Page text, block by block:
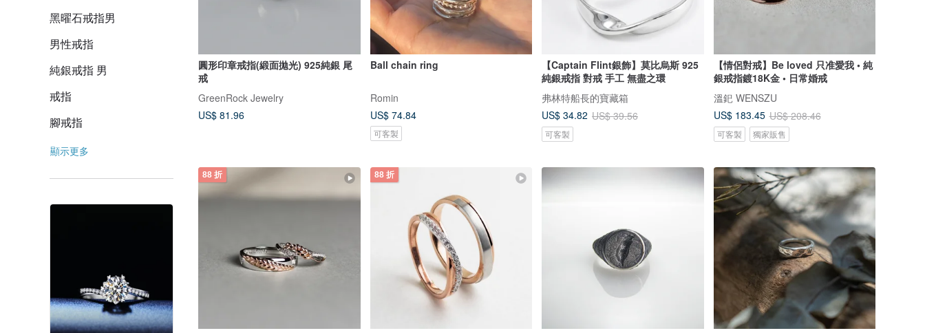
黑曜石戒指男
男性戒指
純銀戒指 男
戒指
腳戒指
顯示更多
圓形印章戒指(緞面拋光) 925純銀 尾
戒
GreenRock Jewelry
US$ 81.96
Ball chain ring
Romin
US$ 74.84
可客製
【Captain Flint銀飾】莫比烏斯 925
純銀戒指 對戒 手工 無盡之環
弗林特船長的寶藏箱
US$ 34.82 US$ 39.56
可客製
【情侶對戒】Be loved 只准愛我 • 純
銀戒指鍍18K金 • 日常婚戒
溫釲 WENSZU
US$ 183.45 US$ 208.46
可客製 獨家販售
88 折 88 折